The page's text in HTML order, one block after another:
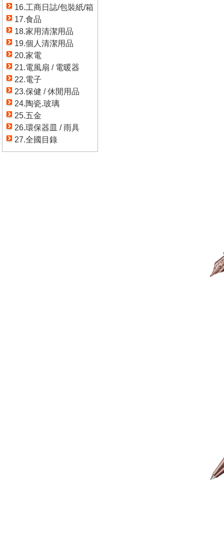
16.工商日誌/包裝紙/箱
17.食品
18.家用清潔用品
19.個人清潔用品
20.家電
21.電風扇 / 電暖器
22.電子
23.保健 / 休閒用品
24.陶瓷.玻璃
25.五金
26.環保器皿 / 雨具
27.全國目錄